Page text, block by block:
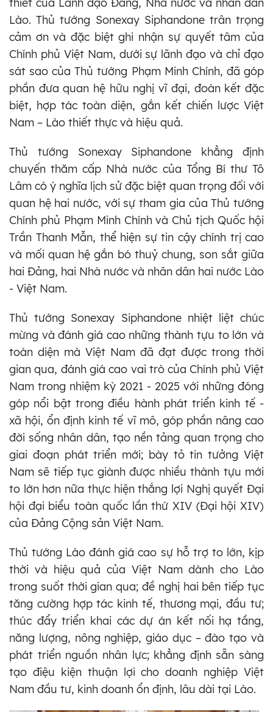
Lào. Thủ tướng Sonexay Siphandone trân trọng
cảm ơn và đặc biệt ghi nhận sự quyết tâm của
Chính phủ Việt Nam, dưới sự lãnh đạo và chỉ đạo
sát sao của Thủ tướng Phạm Minh Chính, đã góp
phần đưa quan hệ hữu nghị vĩ đại, đoàn kết đặc
biệt, hợp tác toàn diện, gắn kết chiến lược Việt
Nam – Lào thiết thực và hiệu quả.
Thủ tướng Sonexay Siphandone khẳng định
chuyến thăm cấp Nhà nước của Tổng Bí thư Tô
Lâm có ý nghĩa lịch sử đặc biệt quan trọng đối với
quan hệ hai nước, với sự tham gia của Thủ tướng
Chính phủ Phạm Minh Chính và Chủ tịch Quốc hội
Trần Thanh Mẫn, thể hiện sự tin cậy chính trị cao
và mối quan hệ gắn bó thuỷ chung, son sắt giữa
hai Đảng, hai Nhà nước và nhân dân hai nước Lào
- Việt Nam.
Thủ tướng Sonexay Siphandone nhiệt liệt chúc
mừng và đánh giá cao những thành tựu to lớn và
toàn diện mà Việt Nam đã đạt được trong thời
gian qua, đánh giá cao vai trò của Chính phủ Việt
Nam trong nhiệm kỳ 2021 - 2025 với những đóng
góp nổi bật trong điều hành phát triển kinh tế -
xã hội, ổn định kinh tế vĩ mô, góp phần nâng cao
đời sống nhân dân, tạo nền tảng quan trọng cho
giai đoạn phát triển mới; bày tỏ tin tưởng Việt
Nam sẽ tiếp tục giành được nhiều thành tựu mới
to lớn hơn nữa thực hiện thắng lợi Nghị quyết Đại
hội đại biểu toàn quốc lần thứ XIV (Đại hội XIV)
của Đảng Cộng sản Việt Nam.
Thủ tướng Lào đánh giá cao sự hỗ trợ to lớn, kịp
thời và hiệu quả của Việt Nam dành cho Lào
trong suốt thời gian qua; đề nghị hai bên tiếp tục
tăng cường hợp tác kinh tế, thương mại, đầu tư;
thúc đẩy triển khai các dự án kết nối hạ tầng,
năng lượng, nông nghiệp, giáo dục – đào tạo và
phát triển nguồn nhân lực; khẳng định sẵn sàng
tạo điệu kiện thuận lợi cho doanh nghiệp Việt
Nam đầu tư, kinh doanh ổn định, lâu dài tại Lào.